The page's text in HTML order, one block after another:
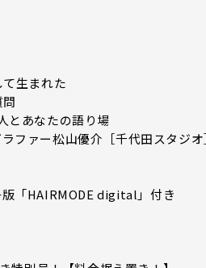
生まれた
とあなたの語り場
ファー松山優介［千代田スタジオ
「HAIRMODE digital」付き